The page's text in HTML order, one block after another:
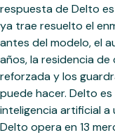
respuesta de Delto
ya trae resuelto el
antes del modelo, el
años, la residencia
reforzada y los
puede hacer. Delto
inteligencia artificial a
Delto opera en 13